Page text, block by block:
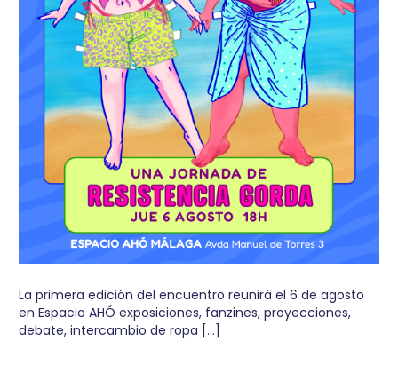
La primera edición del encuentro reunirá el 6 de agosto
en Espacio AHÓ exposiciones, fanzines, proyecciones,
debate, intercambio de ropa […]